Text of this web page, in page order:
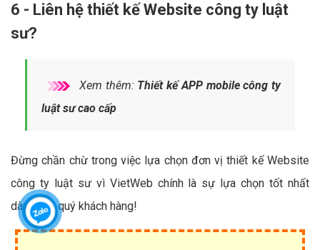
6 - Liên hệ thiết kế Website công ty luật
sư?
Xem thêm: Thiết kế APP mobile công ty
luật sư cao cấp
Đừng chần chừ trong việc lựa chọn đơn vị thiết kế Website
công ty luật sư vì VietWeb chính là sự lựa chọn tốt nhất
dành cho quý khách hàng!